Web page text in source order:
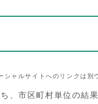
シャルサイトへのリンクは別
、市区町村単位の結